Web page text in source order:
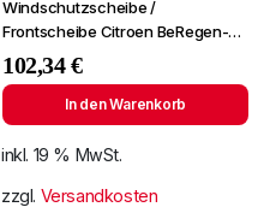
Windschutzscheibe /
Frontscheibe Citroen BeRegen-
Lichtingo 96- +Spiegelhalter
102,34€
In den Warenkorb
inkl. 19 % MwSt.
zzgl. Versandkosten